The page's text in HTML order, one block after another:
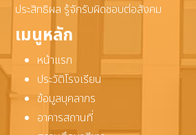
ประสิทธิผล รู้จักรับผิดชอบต่อสังคม
เมนูหลัก
หน้าแรก
ประวัติโรงเรียน
ข้อมูลบุคลากร
อาคารสถานที่